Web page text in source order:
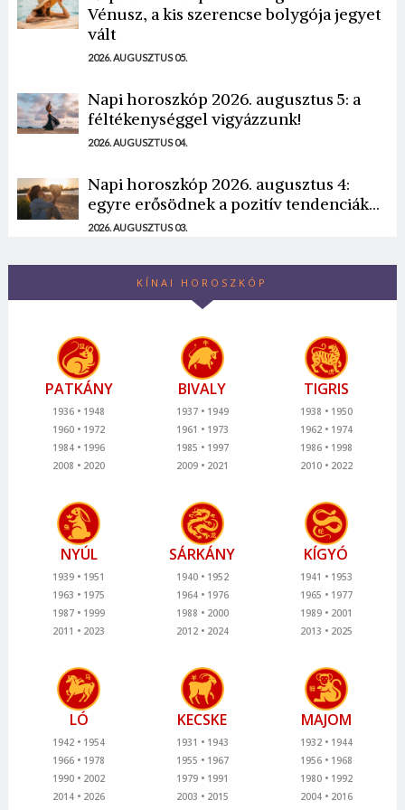
Vénusz, a kis szerencse bolygója jegyet
vált
2026. AUGUSZTUS 05.
Napi horoszkóp 2026. augusztus 5: a
féltékenységgel vigyázzunk!
2026. AUGUSZTUS 04.
Napi horoszkóp 2026. augusztus 4:
egyre erősödnek a pozitív tendenciák...
2026. AUGUSZTUS 03.
KÍNAI HOROSZKÓP
PATKÁNY
1936
1948
1960
1972
1984
1996
2008
2020
BIVALY
1937
1949
1961
1973
1985
1997
2009
2021
TIGRIS
1938
1950
1962
1974
1986
1998
2010
2022
NYÚL
1939
1951
1963
1975
1987
1999
2011
2023
SÁRKÁNY
1940
1952
1964
1976
1988
2000
2012
2024
KÍGYÓ
1941
1953
1965
1977
1989
2001
2013
2025
LÓ
1942
1954
1966
1978
1990
2002
2014
2026
KECSKE
1931
1943
1955
1967
1979
1991
2003
2015
MAJOM
1932
1944
1956
1968
1980
1992
2004
2016